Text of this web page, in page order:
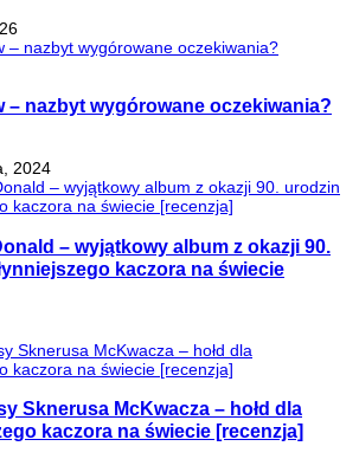
– nazbyt wygórowane oczekiwania?
2024
– wyjątkowy album z okazji 90.
kaczora na świecie
Sknerusa McKwacza – hołd dla
kaczora na świecie [recenzja]